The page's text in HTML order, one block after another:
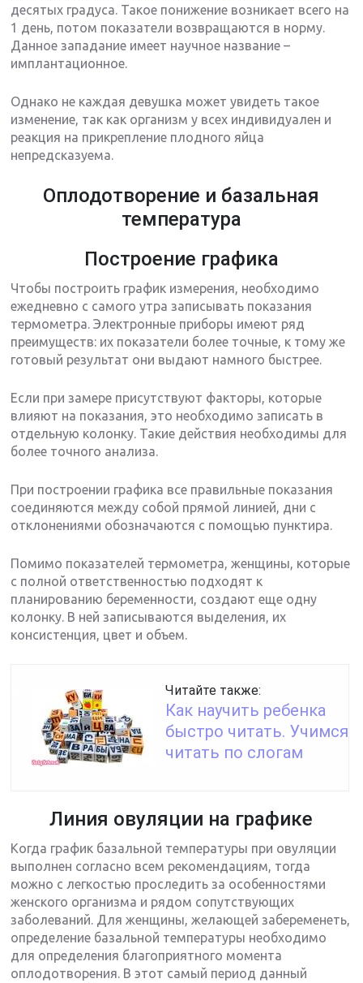
десятых градуса. Такое понижение возникает всего на
1 день, потом показатели возвращаются в норму.
Данное западание имеет научное название –
имплантационное.
Однако не каждая девушка может увидеть такое
изменение, так как организм у всех индивидуален и
реакция на прикрепление плодного яйца
непредсказуема.
Оплодотворение и базальная
температура
Построение графика
Чтобы построить график измерения, необходимо
ежедневно с самого утра записывать показания
термометра. Электронные приборы имеют ряд
преимуществ: их показатели более точные, к тому же
готовый результат они выдают намного быстрее.
Если при замере присутствуют факторы, которые
влияют на показания, это необходимо записать в
отдельную колонку. Такие действия необходимы для
более точного анализа.
При построении графика все правильные показания
соединяются между собой прямой линией, дни с
отклонениями обозначаются с помощью пунктира.
Помимо показателей термометра, женщины, которые
с полной ответственностью подходят к
планированию беременности, создают еще одну
колонку. В ней записываются выделения, их
консистенция, цвет и объем.
Читайте также:
Как научить ребенка
быстро читать. Учимся
читать по слогам
Линия овуляции на графике
Когда график базальной температуры при овуляции
выполнен согласно всем рекомендациям, тогда
можно с легкостью проследить за особенностями
женского организма и рядом сопутствующих
заболеваний. Для женщины, желающей забеременеть,
определение базальной температуры необходимо
для определения благоприятного момента
оплодотворения. В этот самый период данный